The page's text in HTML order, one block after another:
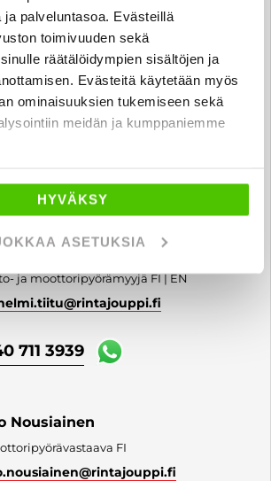
palveluntasoa. Evästeillä
toimivuuden sekä
räätälöidympien sisältöjen ja
Evästeitä käytetään myös
ominaisuuksien tukemiseen sekä
meidän ja kumppaniemme
HYVÄKSY
ASETUKSIA
711 9830
Äyräs
FI
@rintajouppi.fi
711 3944
Tiitu
ja moottoripyörämyyjä FI | EN
@rintajouppi.fi
711 3939
Nousiainen
FI
@rintajouppi.fi